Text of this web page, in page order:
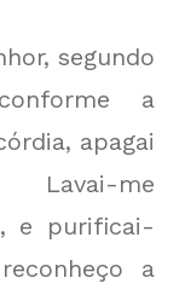
segundo
a
apagai
me
e purificai-
a